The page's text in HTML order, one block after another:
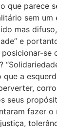
que parece
sem um
mas
e
se
que a
seus
fazer o